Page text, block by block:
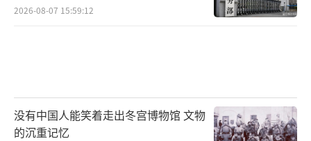
2026-08-07 15:59:12
没有中国人能笑着走出冬宫博物馆 文物
的沉重记忆